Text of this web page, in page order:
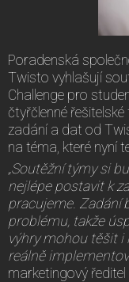
Poradenská
Twisto vyhlašují
Challenge pro
čtyřčlenné
zadání a dat od
na téma, které nyní
„Soutěžní týmy si
nejlépe postavit k
pracujeme. Zadání
problému, takže
výhry mohou těšit i
reálně
marketingový